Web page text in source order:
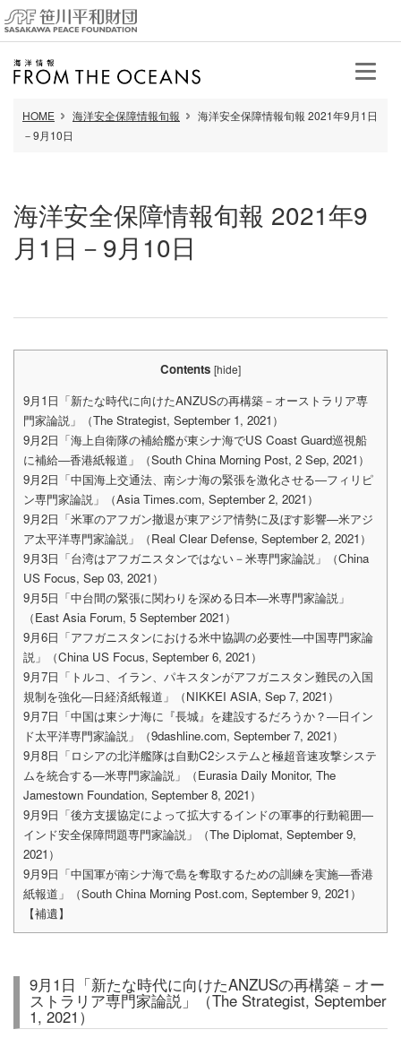
HOME 海洋安全保障情報旬報
海洋安全保障情報旬報 2021年9月1日
－9月10日
海洋安全保障情報旬報 2021年9
月1日－9月10日
Contents [hide]
9月1日「新たな時代に向けたANZUSの再構築－オーストラリア専
門家論説」（The Strategist, September 1, 2021）
9月2日「海上自衛隊の補給艦が東シナ海でUS Coast Guard巡視船
に補給―香港紙報道」（South China Morning Post, 2 Sep, 2021）
9月2日「中国海上交通法、南シナ海の緊張を激化させる―フィリピ
ン専門家論説」（Asia Times.com, September 2, 2021）
9月2日「米軍のアフガン撤退が東アジア情勢に及ぼす影響―米アジ
ア太平洋専門家論説」（Real Clear Defense, September 2, 2021）
9月3日「台湾はアフガニスタンではない－米専門家論説」（China
US Focus, Sep 03, 2021）
9月5日「中台間の緊張に関わりを深める日本―米専門家論説」
（East Asia Forum, 5 September 2021）
9月6日「アフガニスタンにおける米中協調の必要性―中国専門家論
説」（China US Focus, September 6, 2021）
9月7日「トルコ、イラン、パキスタンがアフガニスタン難民の入国
規制を強化―日経済紙報道」（NIKKEI ASIA, Sep 7, 2021）
9月7日「中国は東シナ海に『長城』を建設するだろうか？―日イン
ド太平洋専門家論説」（9dashline.com, September 7, 2021）
9月8日「ロシアの北洋艦隊は自動C2システムと極超音速攻撃システ
ムを統合する―米専門家論説」（Eurasia Daily Monitor, The
Jamestown Foundation, September 8, 2021）
9月9日「後方支援協定によって拡大するインドの軍事的行動範囲―
インド安全保障問題専門家論説」（The Diplomat, September 9,
2021）
9月9日「中国軍が南シナ海で島を奪取するための訓練を実施―香港
紙報道」（South China Morning Post.com, September 9, 2021）
【補遺】
9月1日「新たな時代に向けたANZUSの再構築－オー
ストラリア専門家論説」（The Strategist, September
1, 2021）